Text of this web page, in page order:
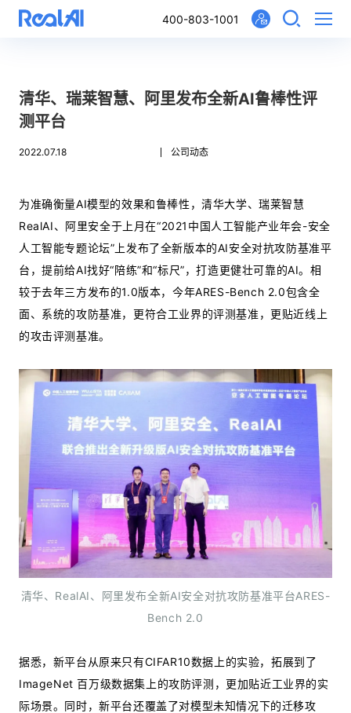
400-803-1001
清华、瑞莱智慧、阿里发布全新AI鲁棒性评
测平台
2022.07.18 公司动态
为准确衡量AI模型的效果和鲁棒性，清华大学、瑞莱智慧
RealAI、阿里安全于上月在“2021中国人工智能产业年会-安全
人工智能专题论坛”上发布了全新版本的AI安全对抗攻防基准平
台，提前给AI找好“陪练”和“标尺”，打造更健壮可靠的AI。相
较于去年三方发布的1.0版本，今年ARES-Bench 2.0包含全
面、系统的攻防基准，更符合工业界的评测基准，更贴近线上
的攻击评测基准。
清华、 RealAI、 阿里发布全新AI安全对抗攻防基准平台ARES-
Bench 2.0
据悉，新平台从原来只有CIFAR10数据上的实验，拓展到了
ImageNet 百万级数据集上的攻防评测，更加贴近工业界的实
际场景。同时，新平台还覆盖了对模型未知情况下的迁移攻